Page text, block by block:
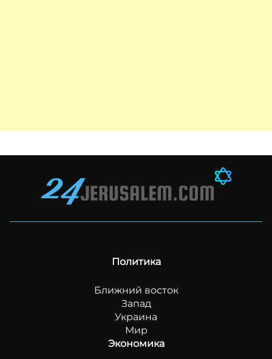
Политика
Ближний восток
Запад
Украина
Мир
Экономика